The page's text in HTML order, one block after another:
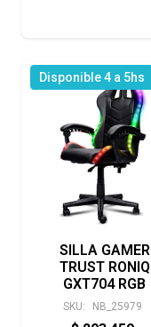
Disponible 4 a 5hs
SILLA GAMER
TRUST RONIQ
GXT704 RGB
SKU: NB_25979